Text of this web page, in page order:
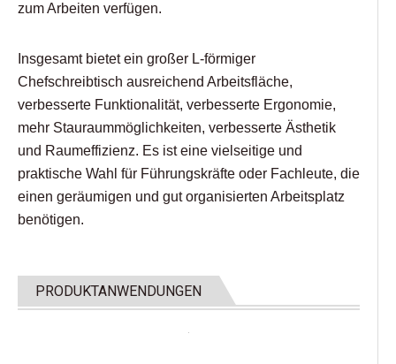
zum Arbeiten verfügen.
Insgesamt bietet ein großer L-förmiger
Chefschreibtisch ausreichend Arbeitsfläche,
verbesserte Funktionalität, verbesserte Ergonomie,
mehr Stauraummöglichkeiten, verbesserte Ästhetik
und Raumeffizienz. Es ist eine vielseitige und
praktische Wahl für Führungskräfte oder Fachleute, die
einen geräumigen und gut organisierten Arbeitsplatz
benötigen.
PRODUKTANWENDUNGEN